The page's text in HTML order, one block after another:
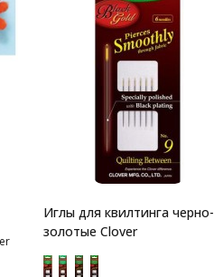
Иглы для квилтинга черно-
золотые Clover